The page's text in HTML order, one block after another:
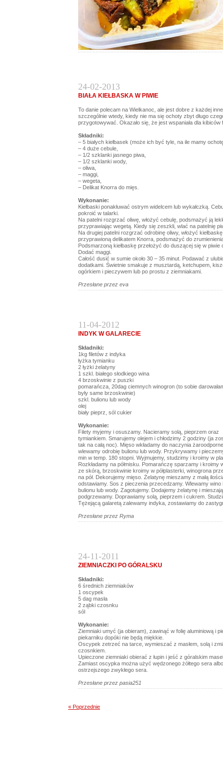
24-02-2013
BIAŁA KIEŁBASKA W PIWIE
To danie polecam na Wielkanoc, ale jest dobre z każdej
szczególnie wtedy, kiedy nie ma się ochoty zbyt długo
przygotowywać. Okazało się, że jest wspaniała dla kibiców
Składniki:
– 5 białych kiełbasek (może ich być tyle, na ile mamy
– 4 duże cebule,
– 1/2 szklanki jasnego piwa,
– 1/2 szklanki wody,
– oliwa,
– maggi,
– wegeta,
– Delikat Knorra do mięs.
Wykonanie:
Kiełbaski ponakłuwać ostrym widelcem lub wykałczką.
pokroić w talarki.
Na patelni rozgrzać oliwę, włożyć cebulę, podsmażyć ją
przyprawiając wegetą. Kiedy się zeszkli, wlać na patelnię
Na drugiej patelni rozgrzać odrobinę oliwy, włożyć kiełbaskę
przyprawioną delikatem Knorra, podsmażyć do
Podsmarzoną kiełbaskę przełożyć do duszącej się w piwie
Dodać maggi.
Całość dusić w sumie około 30 – 35 minut. Podawać z
dodatkami. Świetnie smakuje z musztardą, ketchupem,
ogórkiem i pieczywem lub po prostu z ziemniakami.
Przesłane przez eva
11-04-2012
INDYK W GALARECIE
Składniki:
1kg filetów z indyka
łyżka tymianku
2 łyżki żelatyny
1 szkl. białego słodkiego wina
4 brzoskwinie z puszki
pomarańcza, 20dag ciemnych winogron (to sobie
były same brzoskwinie)
szkl. bulionu lub wody
olej
biały pieprz, sól cukier
Wykonanie:
Filety myjemy i osuszamy. Nacieramy solą, pieprzem oraz
tymiankiem. Smarujemy olejem i chłodzimy 2 godziny (ja
tak na całą noc). Mięso wkładamy do naczynia
wlewamy odrobię bulionu lub wody. Przykrywamy i
min w temp. 180 stopni. Wyjmujemy, studzimy i kroimy w
Rozkładamy na półmisku. Pomarańczę sparzamy i kroimy
ze skórą, brzoskwinie kroimy w półplasterki, winogrona
na pół. Dekorujemy mięso. Żelatynę mieszamy z małą
odstawiamy. Sos z pieczenia przecedzamy. Wlewamy wino
bulionu lub wody. Zagotujemy. Dodajemy żelatynę i
podgrzewamy. Doprawiamy solą, pieprzem i cukrem.
Tężejącą galaretą zalewamy indyka, zostawiamy do
Przesłane przez Ryma
24-11-2011
ZIEMNIACZKI PO GÓRALSKU
Składniki:
6 średnich ziemniaków
1 oscypek
5 dag masła
2 ząbki czosnku
sól
Wykonanie:
Ziemniaki umyć (ja obieram), zawinąć w folię aluminiową i
piekarniku dopóki nie będą miękkie.
Oscypek zetrzeć na tarce, wymieszać z masłem, solą i
czosnkiem.
Upieczone ziemniaki obierać z łupin i jeść z góralskim
Zamiast oscypka można użyć wędzonego żółtego sera albo
ostrzejszego zwykłego sera.
Przesłane przez pasia251
« Poprzednie